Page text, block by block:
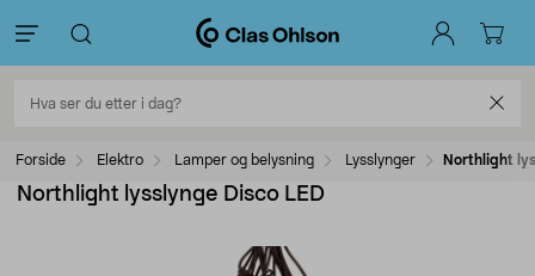
Forside Elektro Lamper og belysning Lysslynger Northlight
Northlight lysslynge Disco LED